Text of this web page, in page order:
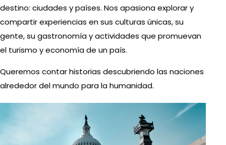
destino: ciudades y países. Nos apasiona explorar y
compartir experiencias en sus culturas únicas, su
gente, su gastronomía y actividades que promuevan
el turismo y economía de un país.
Queremos contar historias descubriendo las naciones
alrededor del mundo para la humanidad.